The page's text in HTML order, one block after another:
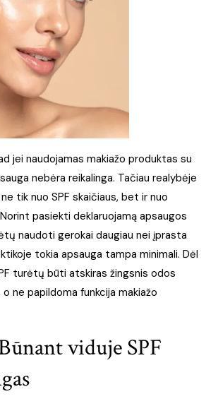
jei naudojamas makiažo produktas su
nebėra reikalinga. Tačiau realybėje
tik nuo SPF skaičiaus, bet ir nuo
pasiekti deklaruojamą apsaugos
naudoti gerokai daugiau nei įprasta
tokia apsauga tampa minimali. Dėl
turėtų būti atskiras žingsnis odos
ne papildoma funkcija makiažo
viduje SPF